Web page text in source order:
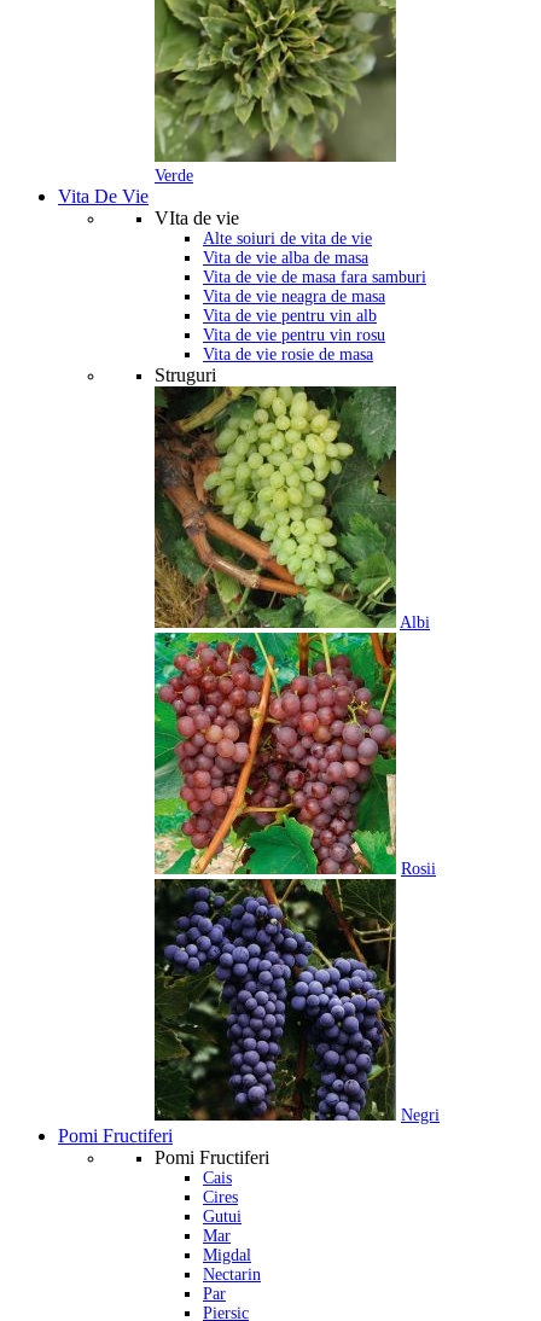
Verde
Vita De Vie
VIta de vie
Alte soiuri de vita de vie
Vita de vie alba de masa
Vita de vie de masa fara samburi
Vita de vie neagra de masa
Vita de vie pentru vin alb
Vita de vie pentru vin rosu
Vita de vie rosie de masa
Struguri
Albi
Rosii
Negri
Pomi Fructiferi
Pomi Fructiferi
Cais
Cires
Gutui
Mar
Migdal
Nectarin
Par
Piersic